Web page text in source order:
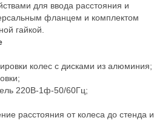
для ввода расстояния и
фланцем и комплектом
гайкой.
колес с дисками из алюминия;
220В-1ф-50/60Гц;
расстояния от колеса до стенда и